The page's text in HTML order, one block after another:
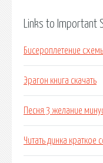
Links to Important
Бисероплетение
Эрагон книга скачать
Песня 3 желание
Читать динка краткое